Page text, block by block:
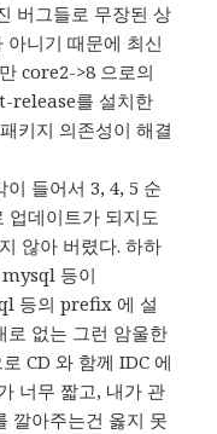
버그들로 무장된 상
니기 때문에 최신
core2->8 으로의
release를 설치한
키지 의존성이 해결
들어서 3, 4, 5 순
업데이트가 되지도
않아 버렸다. 하하
등이
등의 prefix 에 설
없는 그런 암울한
CD 와 함께 IDC 에
너무 짧고, 내가 관
깔아주는건 옳지 못